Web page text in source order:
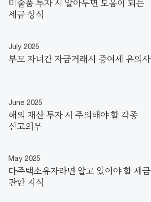
미술품 투자 시 알아두면 도움이 되는
세금 상식
July 2025
부모 자녀간 자금거래시 증여세 유의
June 2025
해외 재산 투자 시 주의해야 할 각종
신고의무
May 2025
다주택소유자라면 알고 있어야 할 세
관한 지식